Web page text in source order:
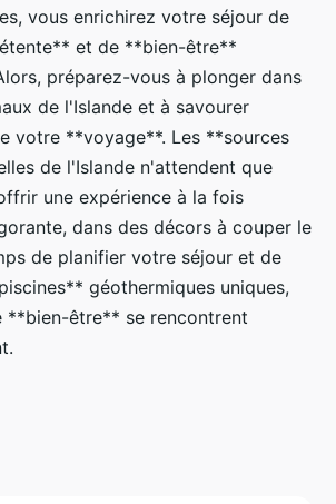
vous enrichirez votre séjour de
et de **bien-être**
préparez-vous à plonger dans
de l'Islande et à savourer
votre **voyage**. Les **sources
de l'Islande n'attendent que
une expérience à la fois
dans des décors à couper le
de planifier votre séjour et de
géothermiques uniques,
**bien-être** se rencontrent